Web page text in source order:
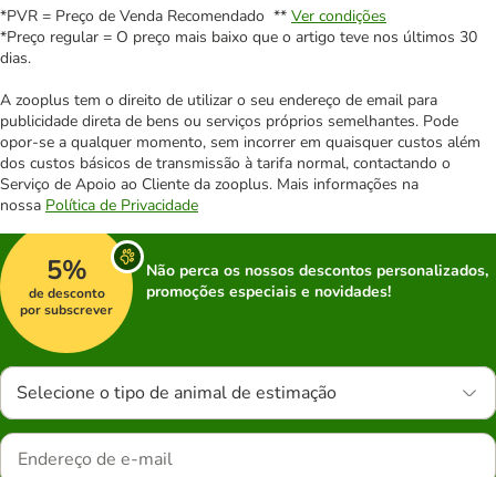
*PVR = Preço de Venda Recomendado ** Ver condições
*Preço regular = O preço mais baixo que o artigo teve nos últimos 30
dias.
A zooplus tem o direito de utilizar o seu endereço de email para
publicidade direta de bens ou serviços próprios semelhantes. Pode
opor-se a qualquer momento, sem incorrer em quaisquer custos além
dos custos básicos de transmissão à tarifa normal, contactando o
Serviço de Apoio ao Cliente da zooplus. Mais informações na
nossa Política de Privacidade
5%
de desconto
por subscrever
Não perca os nossos descontos personalizados,
promoções especiais e novidades!
Selecione o tipo de animal de estimação